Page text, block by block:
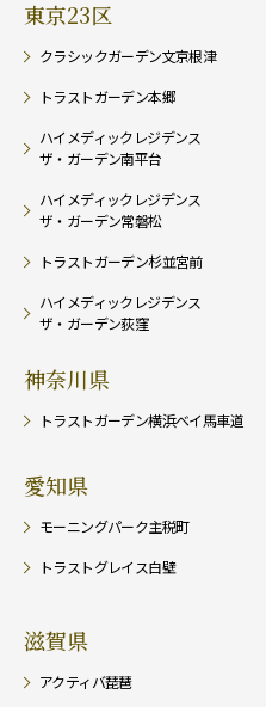
東京23区
クラシックガーデン文京根津
トラストガーデン本郷
ハイメディックレジデンス
ザ・ガーデン南平台
ハイメディックレジデンス
ザ・ガーデン常磐松
トラストガーデン杉並宮前
ハイメディックレジデンス
ザ・ガーデン荻窪
神奈川県
トラストガーデン横浜ベイ馬車道
愛知県
モーニングパーク主税町
トラストグレイス白壁
滋賀県
アクティバ琵琶